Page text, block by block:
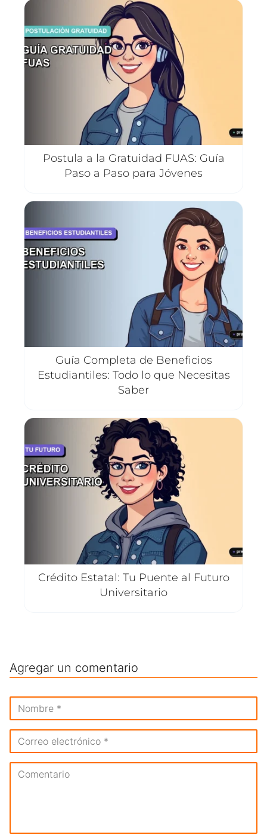
Postula a la Gratuidad FUAS: Guía
Paso a Paso para Jóvenes
Guía Completa de Beneficios
Estudiantiles: Todo lo que Necesitas
Saber
Crédito Estatal: Tu Puente al Futuro
Universitario
Agregar un comentario